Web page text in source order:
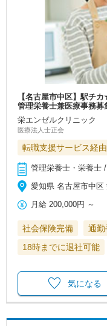
【名古屋市中区】駅チ
管理栄養士兼医療事務募
栄エンゼルクリニック
医療法人士正会
転職支援サービス経由
管理栄養士・栄養士
愛知県 名古屋市中区
月給 200,000円 ～
社会保険完備 通勤
18時までに退社可能
気になる